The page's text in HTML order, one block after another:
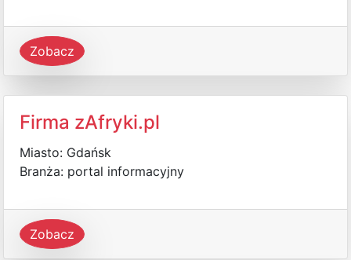
Zobacz
Firma zAfryki.pl
Miasto: Gdańsk
Branża: portal informacyjny
Zobacz